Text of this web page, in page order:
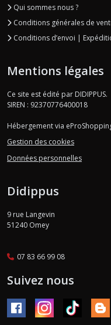
Qui sommes nous ?
Conditions générales de
Conditions d’envoi |
Mentions légales
Ce site est édité par DIDIPPUS.
SIREN : 92370776400018
Hébergement via
Gestion des cookies
Données personnelles
Didippus
9 rue Langevin
51240 Omey
07 83 66 99 08
Suivez nous